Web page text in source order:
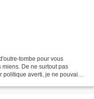
tombe pour vous
De ne surtout pas
politique averti, je ne pouvais